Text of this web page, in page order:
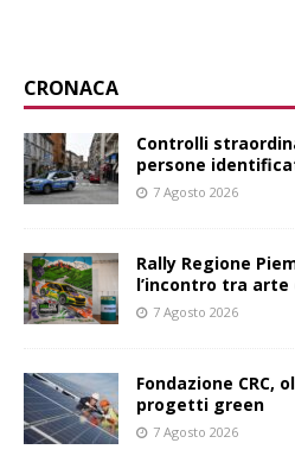
CRONACA
Controlli
persone
7 Agosto 2026
Rally Regione
l’incontro tra
7 Agosto 2026
Fondazione CRC,
progetti green
7 Agosto 2026